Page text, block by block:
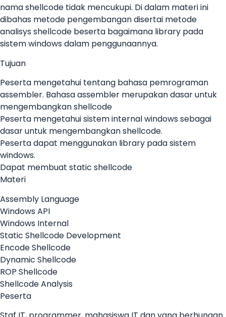
nama shellcode tidak mencukupi. Di dalam materi ini
dibahas metode pengembangan disertai metode
analisys shellcode beserta bagaimana library pada
sistem windows dalam penggunaannya.
Tujuan
Peserta mengetahui tentang bahasa pemrograman
assembler. Bahasa assembler merupakan dasar untuk
mengembangkan shellcode
Peserta mengetahui sistem internal windows sebagai
dasar untuk mengembangkan shellcode.
Peserta dapat menggunakan library pada sistem
windows.
Dapat membuat static shellcode
Materi
Assembly Language
Windows API
Windows Internal
Static Shellcode Development
Encode Shellcode
Dynamic Shellcode
ROP Shellcode
Shellcode Analysis
Peserta